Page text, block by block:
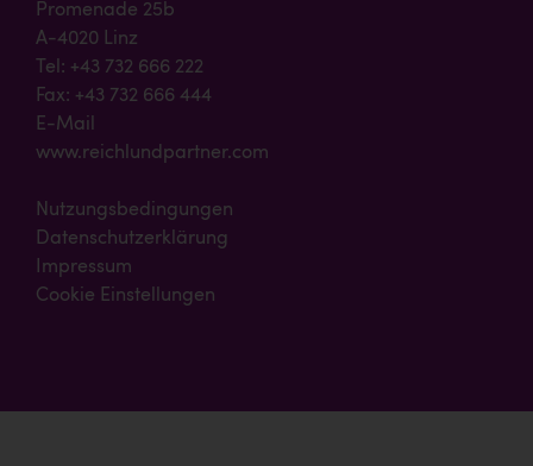
Promenade 25b
A-4020 Linz
Tel: +43 732 666 222
Fax: +43 732 666 444
E-Mail
www.reichlundpartner.com
Nutzungsbedingungen
Datenschutzerklärung
Impressum
Cookie Einstellungen